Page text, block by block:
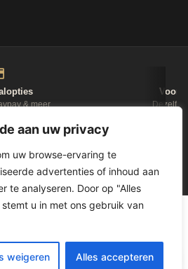
aan uw privacy
uw browse-ervaring te
advertenties of inhoud aan
te analyseren. Door op "Alles
u in met ons gebruik van
weigeren Alles accepteren
& meer
Voor
LENEN KOST GELD
D-Fokker